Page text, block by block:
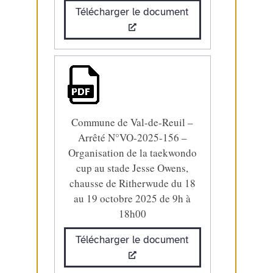
Télécharger le document
Commune de Val-de-Reuil –
Arrêté N°VO-2025-156 –
Organisation de la taekwondo
cup au stade Jesse Owens,
chausse de Ritherwude du 18
au 19 octobre 2025 de 9h à
18h00
Télécharger le document